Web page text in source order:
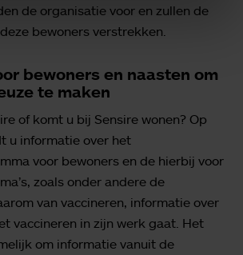
de organisatie voor en zullen de
bewoners verstrekken.
bewoners en naasten om
te maken
of komt u bij Sensire wonen? Op
u informatie over het
voor bewoners en de hierbij voor
zoals onder andere de
van vaccineren, informatie over
vaccineren in zijn werk gaat. Het
om informatie vanuit de